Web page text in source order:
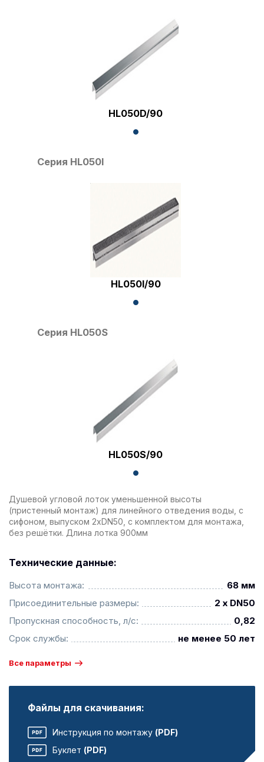
HL050D/90
Серия HL050I
HL050I/90
Серия HL050S
HL050S/90
Душевой угловой лоток уменьшенной высоты
(пристенный монтаж) для линейного отведения воды, с
сифоном, выпуском 2xDN50, с комплектом для монтажа,
без решётки. Длина лотка 900мм
Технические данные:
Высота монтажа:
68 мм
Присоединительные размеры:
2 x DN50
Пропускная способность, л/с:
0,82
Срок службы:
не менее 50 лет
Все параметры
Файлы для скачивания:
Инструкция по монтажу (PDF)
Буклет (PDF)